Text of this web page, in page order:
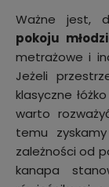
Ważne jest,
pokoju
metrażowe i
Jeżeli
klasyczne
warto
temu
zależności od
kanapa